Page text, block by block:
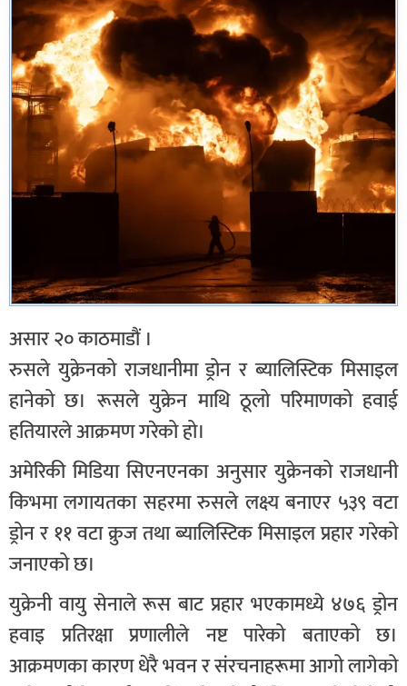
असार २० काठमाडौं ।
रुसले युक्रेनको राजधानीमा ड्रोन र ब्यालिस्टिक मिसाइल
हानेको छ। रूसले युक्रेन माथि ठूलो परिमाणको हवाई
हतियारले आक्रमण गरेको हो।
अमेरिकी मिडिया सिएनएनका अनुसार युक्रेनको राजधानी
किभमा लगायतका सहरमा रुसले लक्ष्य बनाएर ५३९ वटा
ड्रोन र ११ वटा क्रुज तथा ब्यालिस्टिक मिसाइल प्रहार गरेको
जनाएको छ।
युक्रेनी वायु सेनाले रूस बाट प्रहार भएकामध्ये ४७६ ड्रोन
हवाइ प्रतिरक्षा प्रणालीले नष्ट पारेको बताएको छ।
आक्रमणका कारण धेरै भवन र संरचनाहरूमा आगो लागेको